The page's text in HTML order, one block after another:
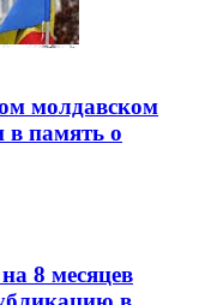
молдавском
в память о
8 месяцев